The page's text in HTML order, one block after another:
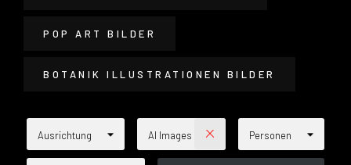
POP ART BILDER
BOTANIK ILLUSTRATIONEN BILDER
Ausrichtung AI Images Personen